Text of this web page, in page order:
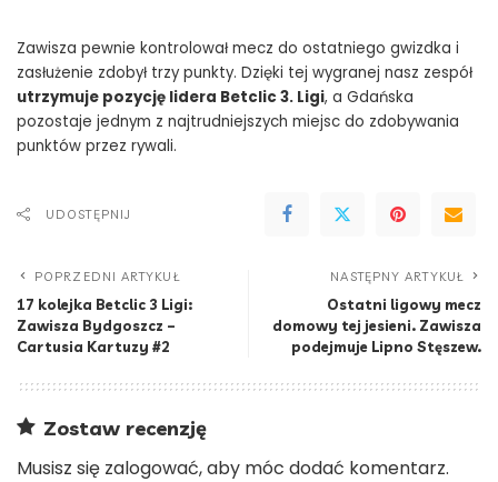
Zawisza pewnie kontrolował mecz do ostatniego gwizdka i
zasłużenie zdobył trzy punkty. Dzięki tej wygranej nasz zespół
utrzymuje pozycję lidera Betclic 3. Ligi, a Gdańska
pozostaje jednym z najtrudniejszych miejsc do zdobywania
punktów przez rywali.
UDOSTĘPNIJ
POPRZEDNI ARTYKUŁ
17 kolejka Betclic 3 Ligi:
Zawisza Bydgoszcz –
Cartusia Kartuzy #2
NASTĘPNY ARTYKUŁ
Ostatni ligowy mecz
domowy tej jesieni. Zawisza
podejmuje Lipno Stęszew.
Zostaw recenzję
Musisz się zalogować, aby móc dodać komentarz.